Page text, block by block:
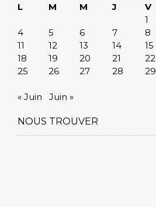
L
M M J V
1
4
5 6 7 8
11
12 13 14 15
18
19 20 21 22
25
26 27 28 29
« Juin Juin »
NOUS TROUVER